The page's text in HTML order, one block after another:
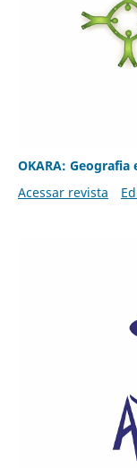
OKARA: Geografia
Acessar revista